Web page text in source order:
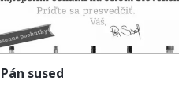
Pán sused